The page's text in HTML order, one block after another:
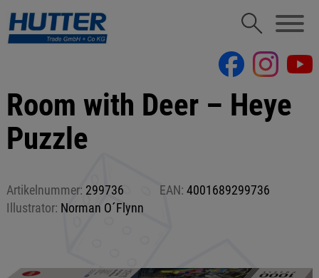
Room with Deer – Heye
Puzzle
Artikelnummer: 299736 EAN: 4001689299736
Illustrator: Norman O´Flynn